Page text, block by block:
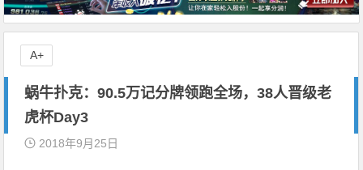
蜗牛扑克：90.5万记分牌领跑全场，38人晋级老
虎杯Day3
2018年9月25日
A+